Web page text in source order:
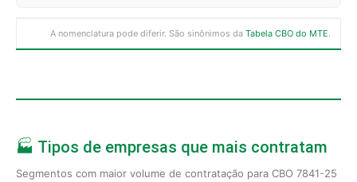
A nomenclatura pode diferir. São sinônimos da Tabela CBO do MTE.
🏭 Tipos de empresas que mais contratam
Segmentos com maior volume de contratação para CBO 7841-25